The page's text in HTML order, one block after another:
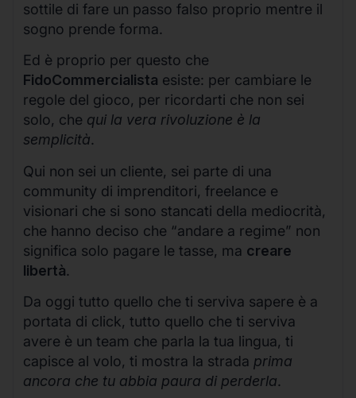
sottile di fare un passo falso proprio mentre il
sogno prende forma.
Ed è proprio per questo che
FidoCommercialista esiste: per cambiare le
regole del gioco, per ricordarti che non sei
solo, che qui la vera rivoluzione è la
semplicità.
Qui non sei un cliente, sei parte di una
community di imprenditori, freelance e
visionari che si sono stancati della mediocrità,
che hanno deciso che “andare a regime” non
significa solo pagare le tasse, ma creare
libertà.
Da oggi tutto quello che ti serviva sapere è a
portata di click, tutto quello che ti serviva
avere è un team che parla la tua lingua, ti
capisce al volo, ti mostra la strada prima
ancora che tu abbia paura di perderla.